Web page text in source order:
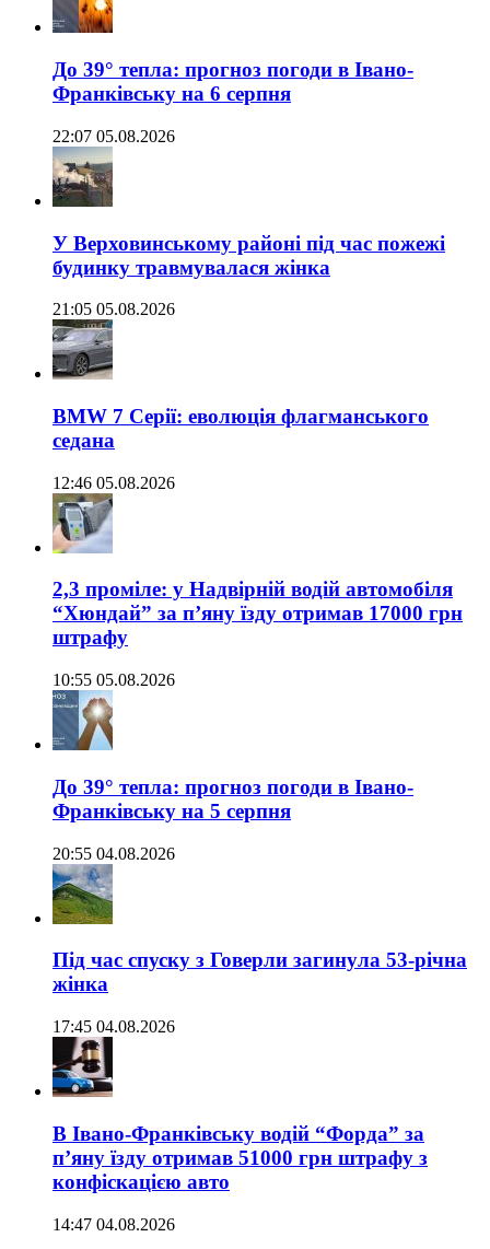
До 39° тепла: прогноз погоди в Івано-
Франківську на 6 серпня
22:07 05.08.2026
У Верховинському районі під час пожежі
будинку травмувалася жінка
21:05 05.08.2026
BMW 7 Серії: еволюція флагманського
седана
12:46 05.08.2026
2,3 проміле: у Надвірній водій автомобіля
“Хюндай” за п’яну їзду отримав 17000 грн
штрафу
10:55 05.08.2026
До 39° тепла: прогноз погоди в Івано-
Франківську на 5 серпня
20:55 04.08.2026
Під час спуску з Говерли загинула 53-річна
жінка
17:45 04.08.2026
В Івано-Франківську водій “Форда” за
п’яну їзду отримав 51000 грн штрафу з
конфіскацією авто
14:47 04.08.2026